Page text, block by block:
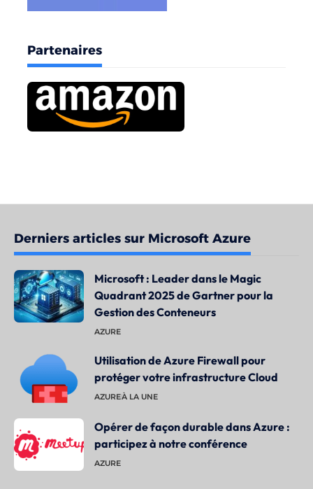
Partenaires
Derniers articles sur Microsoft Azure
Microsoft : Leader dans le Magic
Quadrant 2025 de Gartner pour la
Gestion des Conteneurs
AZURE
Utilisation de Azure Firewall pour
protéger votre infrastructure Cloud
AZUREÀ LA UNE
Opérer de façon durable dans Azure :
participez à notre conférence
AZURE